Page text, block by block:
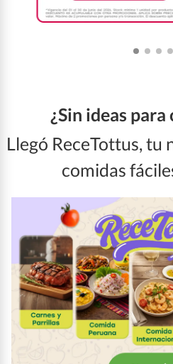
¿Sin ideas
Llegó ReceTottus, tu
comidas